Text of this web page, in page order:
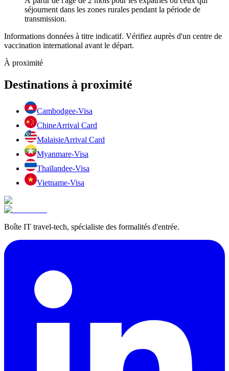
séjournent dans les zones rurales pendant la période de
transmission.
Informations données à titre indicatif. Vérifiez auprès d'un centre de
vaccination international avant le départ.
À proximité
Destinations à proximité
Cambodgee-Visa
ChineArrival Card
MalaisieArrival Card
Myanmare-Visa
Thaïlandee-Visa
Vietname-Visa
Boîte IT travel-tech, spécialiste des formalités d'entrée.